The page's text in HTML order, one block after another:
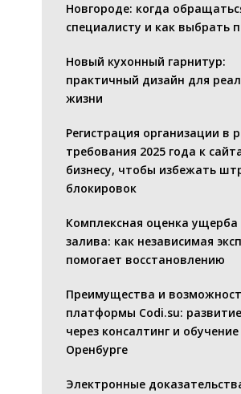
Новгороде: когда
специалисту и как выбрать
Новый кухонный гарнитур:
практичный дизайн для
жизни
Регистрация организации в
требования 2025 года к
бизнесу, чтобы избежать
блокировок
Комплексная оценка ущерба
залива: как независимая
помогает восстановлению
Преимущества и
платформы Codi.su:
через консалтинг и обучение
Оренбурге
Электронные